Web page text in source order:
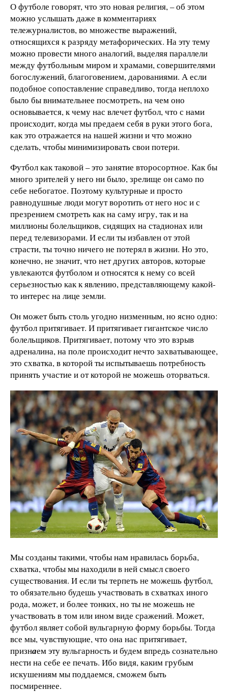
О футболе говорят, что это новая религия, – об этом
можно услышать даже в комментариях
тележурналистов, во множестве выражений,
относящихся к разряду метафорических. На эту тему
можно провести много аналогий, выделяя параллели
между футбольным миром и храмами, совершителями
богослужений, благоговением, дарованиями. А если
подобное сопоставление справедливо, тогда неплохо
было бы внимательнее посмотреть, на чем оно
основывается, к чему нас влечет футбол, что с нами
происходит, когда мы предаем себя в руки этого бога,
как это отражается на нашей жизни и что можно
сделать, чтобы минимизировать свои потери.
Футбол как таковой – это занятие второсортное. Как бы
много зрителей у него ни было, зрелище он само по
себе небогатое. Поэтому культурные и просто
равнодушные люди могут воротить от него нос и с
презрением смотреть как на саму игру, так и на
миллионы болельщиков, сидящих на стадионах или
перед телевизорами. И если ты избавлен от этой
страсти, ты точно ничего не потерял в жизни. Но это,
конечно, не значит, что нет других авторов, которые
увлекаются футболом и относятся к нему со всей
серьезностью как к явлению, представляющему какой-
то интерес на лице земли.
Он может быть столь угодно низменным, но ясно одно:
футбол притягивает. И притягивает гигантское число
болельщиков. Притягивает, потому что это взрыв
адреналина, на поле происходит нечто захватывающее,
это схватка, в которой ты испытываешь потребность
принять участие и от которой не можешь оторваться.
Мы созданы такими, чтобы нам нравилась борьба,
схватка, чтобы мы находили в ней смысл своего
существования. И если ты терпеть не можешь футбол,
то обязательно будешь участвовать в схватках иного
рода, может, и более тонких, но ты не можешь не
участвовать в том или ином виде сражений. Может,
футбол являет собой вульгарную форму борьбы. Тогда
все мы, чувствующие, что она нас притягивает,
признаем эту вульгарность и будем впредь сознательно
нести на себе ее печать. Ибо видя, каким грубым
искушениям мы поддаемся, сможем быть
посмиреннее.